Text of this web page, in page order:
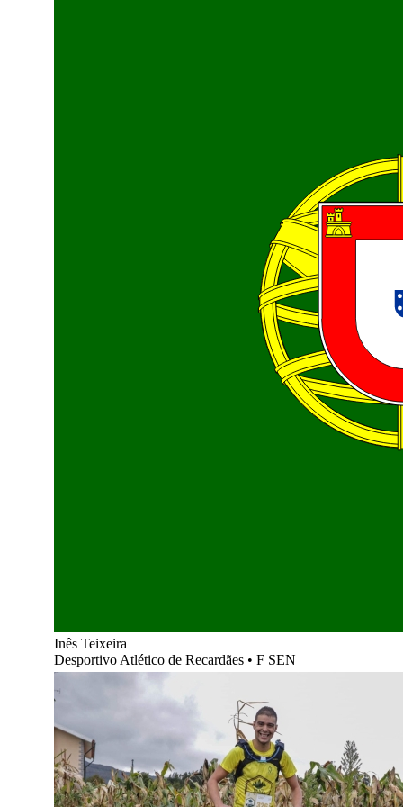
Inês Teixeira
Desportivo Atlético de Recardães • F SEN